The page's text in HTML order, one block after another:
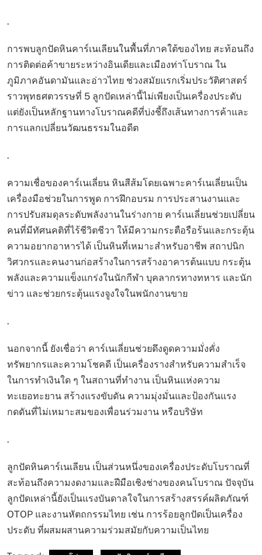
.
การพบลูกปัดหินคาร์เนเลียนในพื้นที่ภาคใต้ของไทย สะท้อนถึง
การติดต่อค้าขายระหว่างอินเดียและเมืองท่าโบราณ ใน
ภูมิภาคอันดามันและอ่าวไทย ช่วงสมัยแรกเริ่มประวัติศาสตร์
ราวพุทธศตวรรษที่ 5 ลูกปัดเหล่านี้ไม่เพียงเป็นเครื่องประดับ
แต่ยังเป็นหลักฐานทางโบราณคดีที่บ่งชี้ถึงเส้นทางการค้าและ
การแลกเปลี่ยนวัฒนธรรมในอดีต
.
ความเชื่อของคาร์เนเลี่ยน หินสีส้มโดยเฉพาะคาร์เนเลี่ยนเป็น
เครื่องมือช่วยในการพูด การฝึกอบรม การประสานงานและ
การปรับสมดุลระดับพลังงานในร่างกาย คาร์เนเลี่ยนช่วยเปลี่ยน
คนที่มีทัศนคติที่ไร้ชีวิตชีวา ให้มีความกระตือรือร้นและกระตุ้น
ความอยากอาหารได้ เป็นหินที่เหมาะสำหรับอาชีพ สถาปนิก
วิศวกรและคนงานก่อสร้างในการสร้างอาคารต้นแบบ กระตุ้น
พลังและความแข็งแกร่งในนักกีฬา บุคลากรทางทหาร และนัก
ข่าว และช่วยกระตุ้นแรงจูงใจในพนักงานขาย
.
นอกจากนี้ ยังเชื่อว่า คาร์เนเลี่ยนช่วยดึงดูดความมั่งคั่ง
ทรัพยากรและความโชคดี เป็นเครื่องรางสำหรับความสำเร็จ
ในการทำเงินใด ๆ ในสถานที่ทำงาน เป็นหินแห่งความ
ทะเยอทะยาน สร้างแรงขับดัน ความมุ่งมั่นและป้องกันแรง
กดดันที่ไม่เหมาะสมของเพื่อนร่วมงาน หรือบริษัท
.
ลูกปัดหินคาร์เนเลียน เป็นส่วนหนึ่งของเครื่องประดับโบราณที่
สะท้อนถึงความงดงามและฝีมือเชิงช่างของคนโบราณ ปัจจุบัน
ลูกปัดเหล่านี้ยังเป็นแรงบันดาลใจในการสร้างสรรค์ผลิตภัณฑ์
OTOP และงานหัตถกรรมไทย เช่น การร้อยลูกปัดเป็นเครื่อง
ประดับ ที่ผสมผสานความร่วมสมัยกับความเป็นไทย